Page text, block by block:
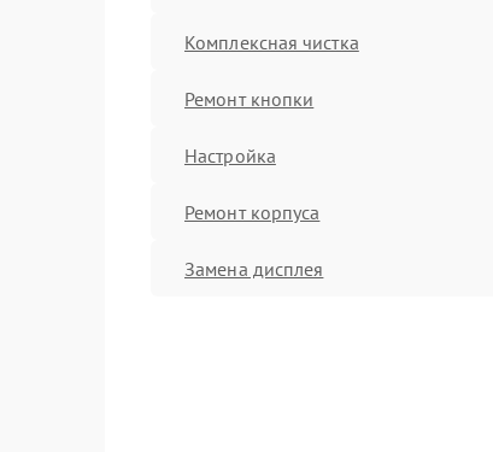
Комплексная чистка
Ремонт кнопки
Настройка
Ремонт корпуса
Замена дисплея